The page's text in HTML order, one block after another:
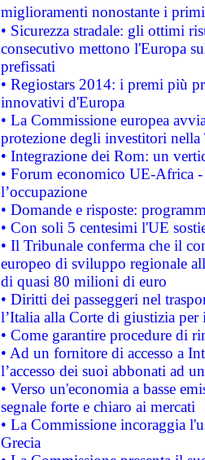
miglioramenti nonostante i
• Sicurezza stradale: gli ottimi
consecutivo mettono l'Europa
prefissati
• Regiostars 2014: i premi più
innovativi d'Europa
• La Commissione europea
protezione degli investitori
• Integrazione dei Rom: un
• Forum economico UE-Africa -
l’occupazione
• Domande e risposte:
• Con soli 5 centesimi l'UE
• Il Tribunale conferma che il
europeo di sviluppo regionale
di quasi 80 milioni di euro
• Diritti dei passeggeri nel
l’Italia alla Corte di giustizia
• Come garantire procedure di
• Ad un fornitore di accesso a
l’accesso dei suoi abbonati ad
• Verso un'economia a basse
segnale forte e chiaro ai mercati
• La Commissione incoraggia
Grecia